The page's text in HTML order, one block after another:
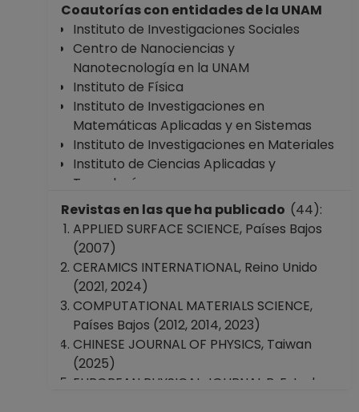
Coautorías con entidades de la UNAM
Instituto de Investigaciones Sociales
Centro de Nanociencias y
Nanotecnología en la UNAM
Instituto de Física
Instituto de Investigaciones en
Matemáticas Aplicadas y en Sistemas
Instituto de Investigaciones en Materiales
Instituto de Ciencias Aplicadas y
Tecnología
Facultad de Ciencias
Facultad de Ingeniería
Facultad de Medicina
Facultad de Química
Revistas en las que ha publicado (44):
APPLIED SURFACE SCIENCE, Países Bajos
(2007)
CERAMICS INTERNATIONAL, Reino Unido
(2021, 2024)
COMPUTATIONAL MATERIALS SCIENCE,
Países Bajos (2012, 2014, 2023)
CHINESE JOURNAL OF PHYSICS, Taiwan
(2025)
EUROPEAN PHYSICAL JOURNAL B, Estados